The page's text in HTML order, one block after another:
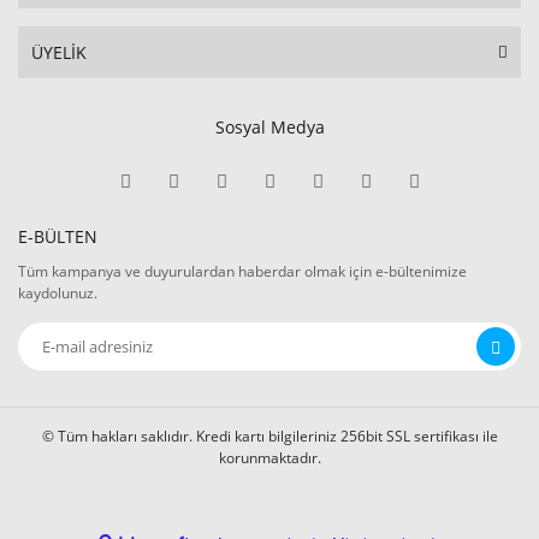
ÜYELİK
Sosyal Medya
E-BÜLTEN
Tüm kampanya ve duyurulardan haberdar olmak için e-bültenimize
kaydolunuz.
© Tüm hakları saklıdır. Kredi kartı bilgileriniz 256bit SSL sertifikası ile
korunmaktadır.